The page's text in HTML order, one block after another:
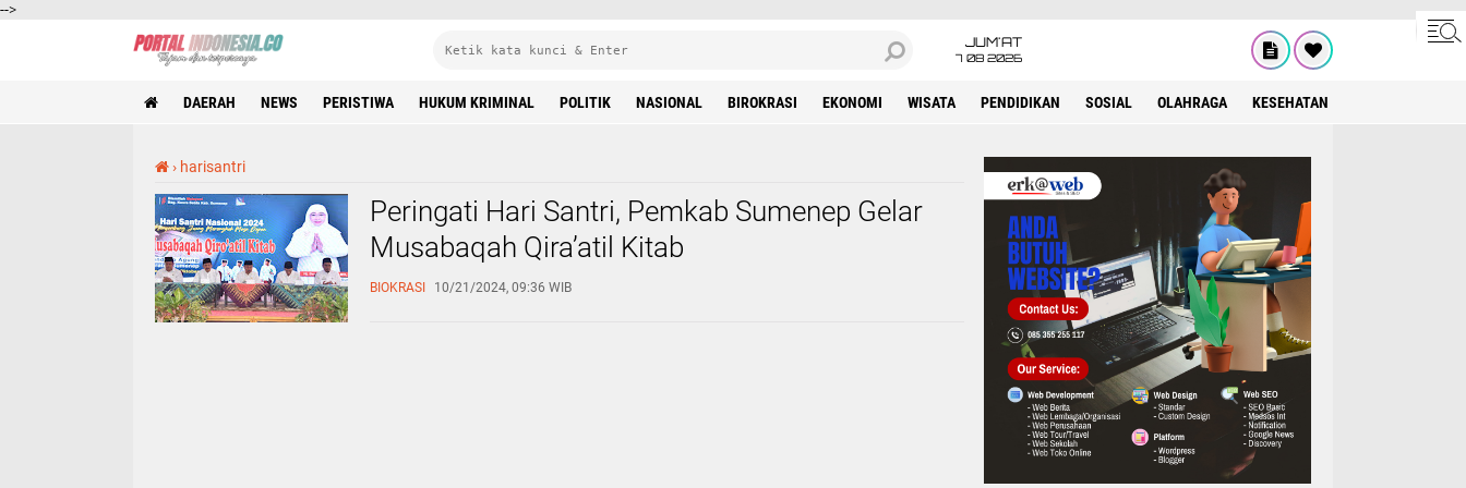
-->
JUM'AT
7 08 2026
DAERAH NEWS PERISTIWA HUKUM KRIMINAL POLITIK NASIONAL BIROKRASI EKONOMI WISATA PENDIDIKAN SOSIAL OLAHRAGA KESEHATAN
› harisantri
Peringati Hari Santri, Pemkab Sumenep Gelar
Musabaqah Qira’atil Kitab
BIOKRASI 10/21/2024, 09:36 WIB